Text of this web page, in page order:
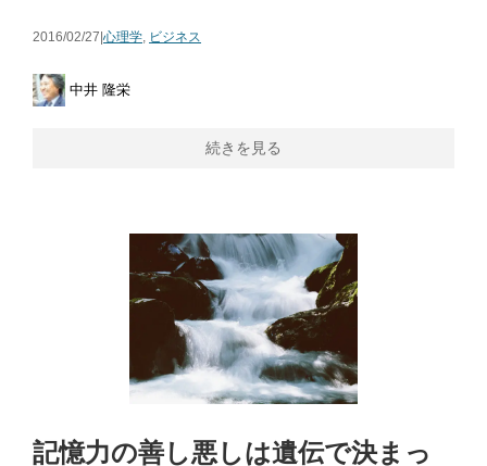
2016/02/27|心理学 ビジネス
中井 隆栄
続きを見る
記憶力の善し悪しは遺伝で決まっ